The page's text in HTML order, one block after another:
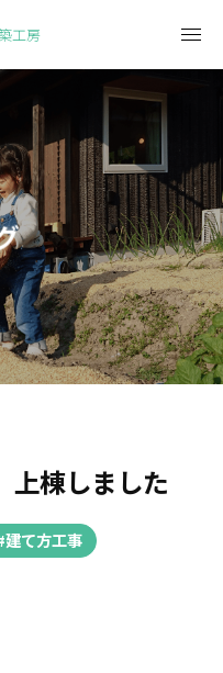
上棟しました
建て方工事